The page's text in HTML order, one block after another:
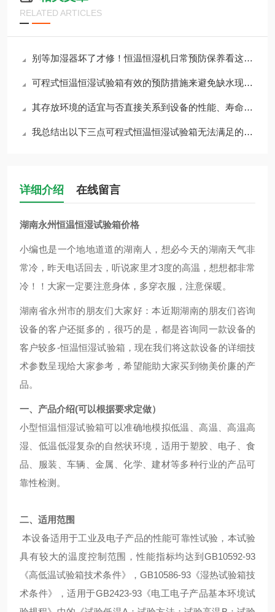
RELATED ARTICLES
别等加湿器坏了才修！恒温恒湿机日常预防保养看这篇就够
可程式恒温恒湿试验箱有效的预防措施来避免缺水现象至关重要
其存放环境的适宜与否直接关系到设备的性能、寿命以及测试结果的准确性
​我总结出以下三点可程式恒温恒湿试验箱无法满足的实验要求，以供大家参考
详细介绍 在线留言
湖南永州恒温恒湿试验箱价格
小编也是一个地地道道的湖南人，想必今天的湖南天气非
常冷，昨天电话回去，听说家里才3度的高温，想想都非常
冷！！大家一定要注意身体，多穿衣服，注意保暖。
湖南省永州市的朋友们大家好：本近期湖南的朋友们咨询
设备的客户还挺多的，很巧的是，都是咨询同一款设备的
客户较多-恒温恒湿试验箱，现在我们将这款设备的详细技
术参数呈现给大家参考，希望能助大家买到物美价廉的产
品。
一、产品介绍(可以根据要求定做）
小型恒温恒湿试验箱可以准确地模拟低温、高温、高温高
湿、低温低湿复杂的自然状环境，适用于塑胶、电子、食
品、服装、车辆、金属、化学、建材等多种行业的产品可
靠性检测。
二、 适用范围
本设备适用于工业及电子产品的性能可靠性试验，本试验
具有较大的温度控制范围，性能指标均达到GB10592-93
《高低温试验箱技术条件》，GB10586-93《湿热试验箱技
术条件》，适用于GB2423-93《电工电子产品基本环境试